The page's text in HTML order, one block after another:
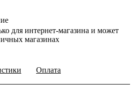
для интернет-магазина и может
магазинах
Оплата